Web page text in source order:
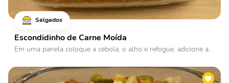
Salgados
Escondidinho de Carne Moída
Em uma panela coloque a cebola, o alho e refogue, adicione a...